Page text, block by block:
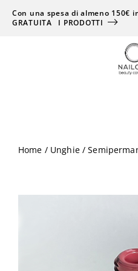
Con una spesa di almeno 150€
GRATUITA
I PRODOTTI
Home / Unghie/